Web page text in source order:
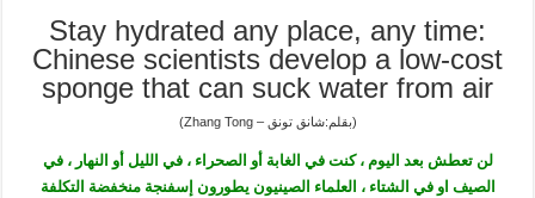
Stay hydrated any place, any time:
Chinese scientists develop a low-cost
sponge that can suck water from air
(بقلم:شانق تونق – Zhang Tong)
لن تعطش بعد اليوم ، كنت في الغابة أو الصحراء ، في الليل أو النهار ، في
الصيف او في الشتاء ، العلماء الصينيون يطورون إسفنجة منخفضة التكلفة